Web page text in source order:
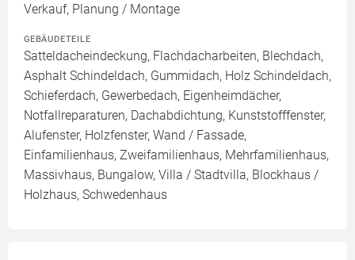
Verkauf, Planung / Montage
GEBÄUDETEILE
Satteldacheindeckung, Flachdacharbeiten, Blechdach,
Asphalt Schindeldach, Gummidach, Holz Schindeldach,
Schieferdach, Gewerbedach, Eigenheimdächer,
Notfallreparaturen, Dachabdichtung, Kunststofffenster,
Alufenster, Holzfenster, Wand / Fassade,
Einfamilienhaus, Zweifamilienhaus, Mehrfamilienhaus,
Massivhaus, Bungalow, Villa / Stadtvilla, Blockhaus /
Holzhaus, Schwedenhaus